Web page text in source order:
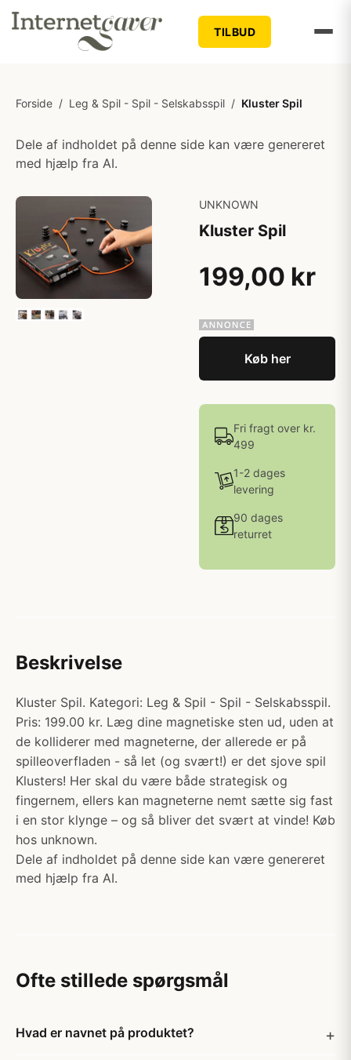
TILBUD
Forside / Leg & Spil - Spil - Selskabsspil / Kluster Spil
Dele af indholdet på denne side kan være genereret
med hjælp fra AI.
UNKNOWN
Kluster Spil
199,00 kr
Køb her
Fri fragt over kr.
499
1-2 dages
levering
90 dages
returret
Beskrivelse
Kluster Spil. Kategori: Leg & Spil - Spil - Selskabsspil.
Pris: 199.00 kr. Læg dine magnetiske sten ud, uden at
de kolliderer med magneterne, der allerede er på
spilleoverfladen - så let (og svært!) er det sjove spil
Klusters! Her skal du være både strategisk og
fingernem, ellers kan magneterne nemt sætte sig fast
i en stor klynge – og så bliver det svært at vinde! Køb
hos unknown.
Dele af indholdet på denne side kan være genereret
med hjælp fra AI.
Ofte stillede spørgsmål
Hvad er navnet på produktet?